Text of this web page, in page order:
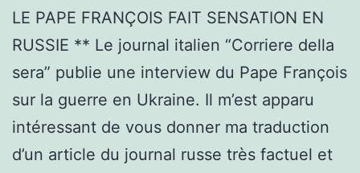
LE PAPE FRANÇOIS FAIT SENSATION EN
RUSSIE ** Le journal italien “Corriere della
sera” publie une interview du Pape François
sur la guerre en Ukraine. Il m’est apparu
intéressant de vous donner ma traduction
d’un article du journal russe très factuel et